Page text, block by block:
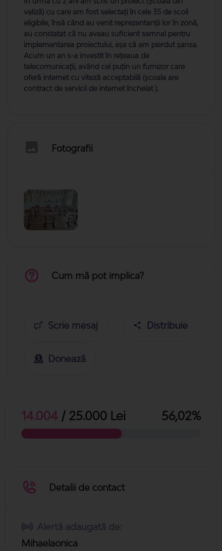
valiză) cu care am fost selectați în cele 35 de scoli
eligibile, însă când au venit reprezentanții lor în zonă,
au constatat că nu aveau suficient semnal pentru
implementarea proiectului, așa că am pierdut șansa.
Acum un an s-a investit în rețeaua de
telecomunicații, având cel puțin un furnizor care
oferă internet cu viteză acceptabilă (școala are
contract de servicii de internet încheiat ).
Fotografii
Cum mă pot implica?
Scrie mesaj Distribuie
Donează
14.004 / 25.000 Lei 56,02%
Detalii de contact
Alertă adaugată de:
Mihaelaonica